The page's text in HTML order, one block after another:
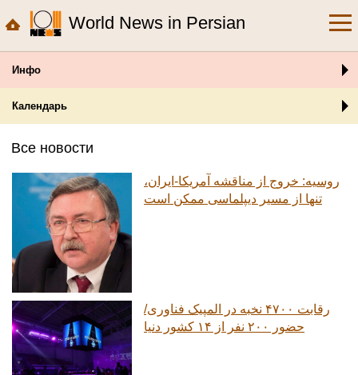
World News in Persian
Инфо
Календарь
Все новости
روسیه: خروج از مناقشه آمریکا-ایران،
تنها از مسیر دیپلماسی ممکن است
رقابت ۴۷۰۰ نخبه در المپیک فناوری/
حضور ۲۰۰ نفر از ۱۴ کشور دنیا